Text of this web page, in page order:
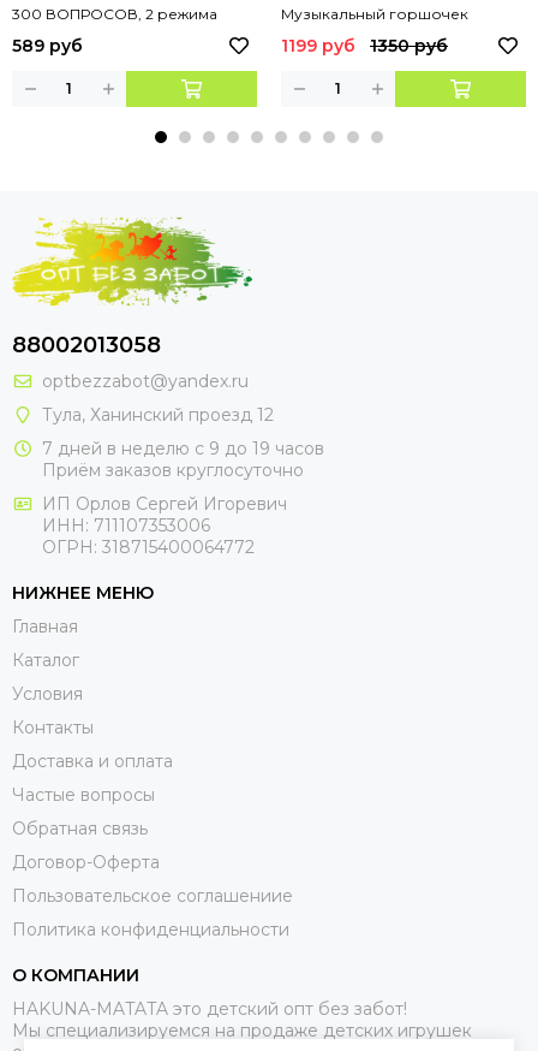
300 ВОПРОСОВ, 2 режима
экзамена, 10 любимых песен.
589 руб
Музыкальный горшочек
Шаинский в кор. Умка
1199 руб 1350 руб
88002013058
optbezzabot@yandex.ru
Тула, Ханинский проезд 12
7 дней в неделю с 9 до 19 часов
Приём заказов круглосуточно
ИП Орлов Сергей Игоревич
ИНН: 711107353006
ОГРН: 318715400064772
НИЖНЕЕ МЕНЮ
Главная
Каталог
Условия
Контакты
Доставка и оплата
Частые вопросы
Обратная связь
Договор-Оферта
Пользовательское соглашениие
Политика конфиденциальности
О КОМПАНИИ
HAKUNA-MATATA это детский опт без забот!
Мы специализируемся на продаже детских игрушек